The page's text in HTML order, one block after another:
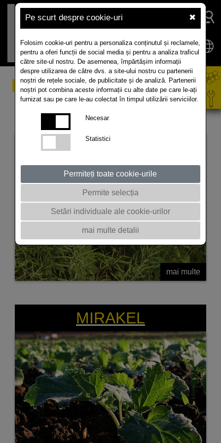
Pe scurt despre cookie-uri ✖
Folosim cookie-uri pentru a personaliza conținutul și reclamele,
pentru a oferi funcții de social media și pentru a analiza traficul
către site-ul nostru. De asemenea, împărtășim informații
despre utilizarea de către dvs. a site-ului nostru cu partenerii
noștri de rețele sociale, de publicitate și de analiză. Partenerii
noștri pot combina aceste informații cu alte date pe care le-ați
furnizat sau pe care le-au colectat în timpul utilizării serviciilor.
Necesar
Statistici
Permiteți toate cookie-urile
Permite selecția
Setări individuale ale cookie-urilor
mai multe detalii
Rapiţă de primăvară
LAKRITZ
Campionul hibrizilor de rapită de primăvară
mai multe
MIRAKEL